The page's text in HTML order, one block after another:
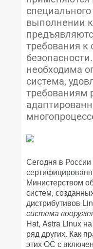
выполнении
требования
необходима
система,
требованиям
Сегодня в
Министерством
систем,
дистрибутивов
система
Hat, Astra Linux
ряд других. Как
этих ОС с